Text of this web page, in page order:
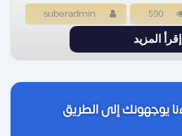
590
suberadmin
إقرأ المزيد
يوجهونك إلى الطريق